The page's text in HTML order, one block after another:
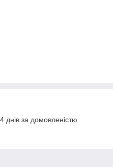
днів за домовленістю